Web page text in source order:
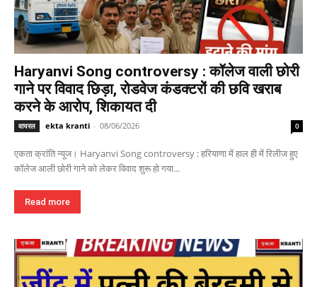
Haryanvi Song controversy : कॉलेज वाली छोरी
गाने पर विवाद छिड़ा, रोडवेज कंडक्टरों की छवि खराब
करने के आरोप, शिकायत दी
वायरल ekta kranti - 08/06/2026 0
एकता क्रांति न्यूज। Haryanvi Song controversy : हरियाणा में हाल ही में रिलीज हुए
कॉलेज आली छोरी गाने को लेकर विवाद शुरू हो गया...
Read more